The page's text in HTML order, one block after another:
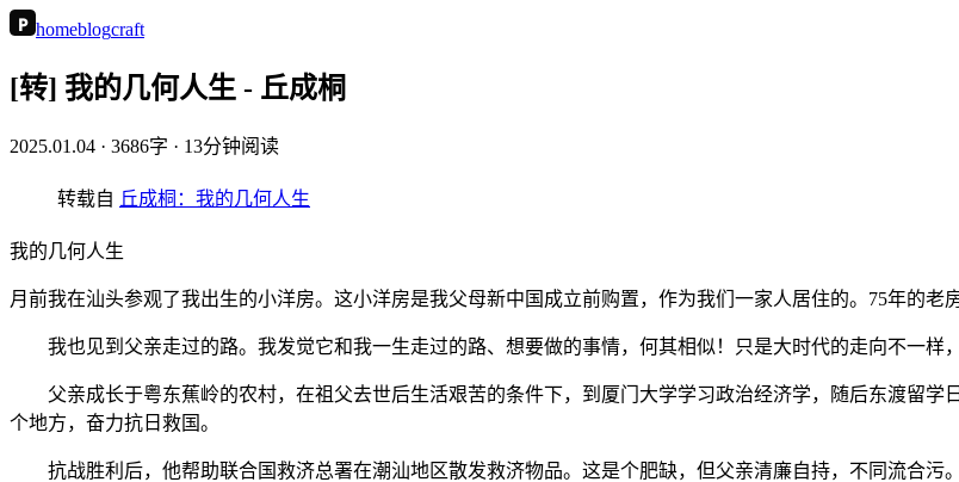
P homeblogcraft
[转] 我的几何人生 - 丘成桐
2025.01.04 · 3686字 · 13分钟阅读
转载自 丘成桐：我的几何人生
我的几何人生
月前我在汕头参观了我出生的小洋房。这小洋房是我父母新中国成立前购置，作为我们一家人居住的。75年的老
我也见到父亲走过的路。我发觉它和我一生走过的路、想要做的事情，何其相似！只是大时代的走向不一样，
父亲成长于粤东蕉岭的农村，在祖父去世后生活艰苦的条件下，到厦门大学学习政治经济学，随后东渡留学
个地方，奋力抗日救国。
抗战胜利后，他帮助联合国救济总署在潮汕地区散发救济物品。这是个肥缺，但父亲清廉自持，不同流合污。